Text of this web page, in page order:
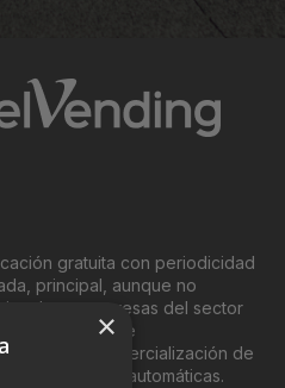
gratuita con periodicidad
principal, aunque no
y empresas del sector
que se conoce
a la comercialización de
de máquinas automáticas.
×